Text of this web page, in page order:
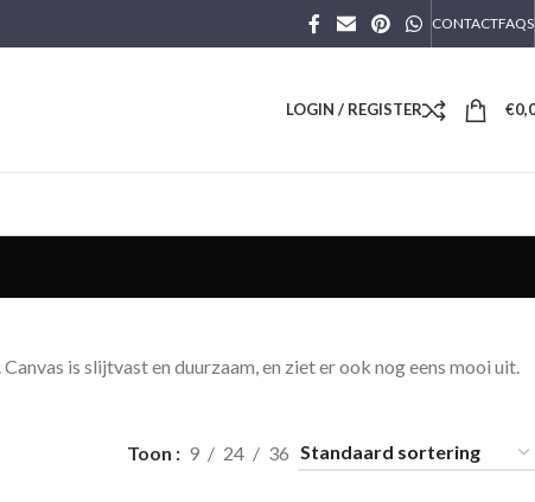
CONTACTFAQS
LOGIN / REGISTER €
is slijtvast en duurzaam, en ziet er ook nog eens mooi uit.
Toon 9 24 36